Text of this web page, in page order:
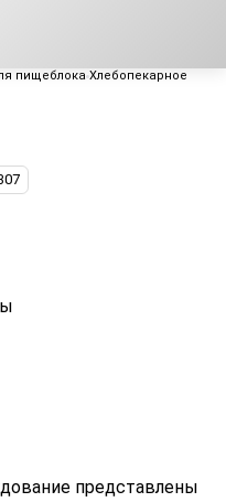
пищеблока Хлебопекарное
представлены